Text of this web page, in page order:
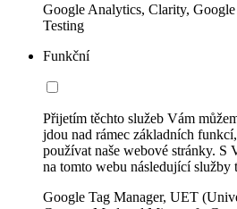
Google Analytics, Clarity,
Testing
Funkční
Přijetím těchto služeb Vám
jdou nad rámec základních
používat naše webové stránky. S
na tomto webu následující služby
Google Tag Manager, UET